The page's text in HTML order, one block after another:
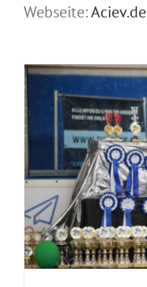
Webseite:Aciev.de